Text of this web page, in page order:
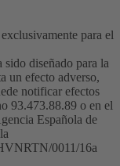
para el
diseñado para la
un efecto adverso,
notificar efectos
93.473.88.89 o en el
Española de
0011/16a